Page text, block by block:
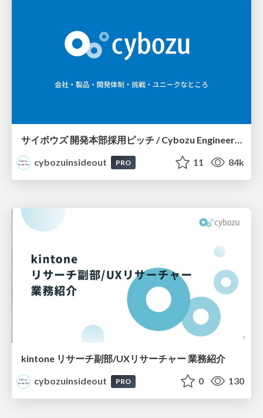
cybozuinsideout
PRO 11 84k
kintone リサーチ副部/UXリサーチャー 業務紹介
cybozuinsideout
PRO 0 130